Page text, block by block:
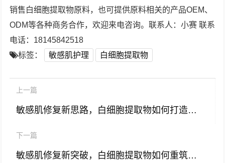
销售白细胞提取物原料，也可提供原料相关的产品OEM、
ODM等各种商务合作，欢迎来电咨询。联系人：小赛 联系
电话：18145842518
标签：
敏感肌护理 白细胞提取物
上一篇
敏感肌修复新思路，白细胞提取物如何打造温和高效的补水解决方案
下一篇
敏感肌修复新突破，白细胞提取物如何重筑肌肤屏障